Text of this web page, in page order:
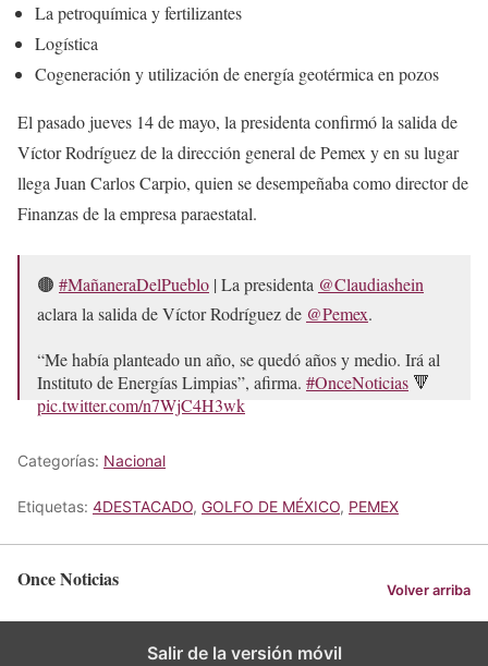
La petroquímica y fertilizantes
Logística
Cogeneración y utilización de energía geotérmica en pozos
El pasado jueves 14 de mayo, la presidenta confirmó la salida de
Víctor Rodríguez de la dirección general de Pemex y en su lugar
llega Juan Carlos Carpio, quien se desempeñaba como director de
Finanzas de la empresa paraestatal.
🟤 #MañaneraDelPueblo | La presidenta @Claudiashein
aclara la salida de Víctor Rodríguez de @Pemex.
“Me había planteado un año, se quedó años y medio. Irá al
Instituto de Energías Limpias”, afirma. #OnceNoticias 🔻
pic.twitter.com/n7WjC4H3wk
Categorías: Nacional
Etiquetas: 4DESTACADO, GOLFO DE MÉXICO, PEMEX
Once Noticias Volver arriba
Salir de la versión móvil